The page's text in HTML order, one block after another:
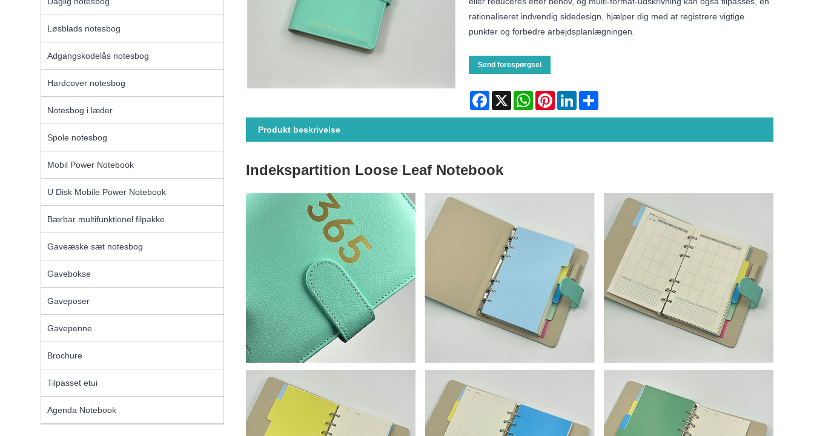
Løsblads notesbog
Adgangskodelås notesbog
Hardcover notesbog
Notesbog i læder
Spole notesbog
Mobil Power Notebook
U Disk Mobile Power Notebook
Bærbar multifunktionel filpakke
Gaveæske sæt notesbog
Gavebokse
Gaveposer
Gavepenne
Brochure
Tilpasset etui
Agenda Notebook
rationaliseret indvendig sidedesign, hjælper dig med at registrere vigtige
punkter og forbedre arbejdsplanlægningen.
Send forespørgsel
Facebook
X WhatsAppPinterestLinkedInShare
Produkt beskrivelse
Indekspartition Loose Leaf Notebook